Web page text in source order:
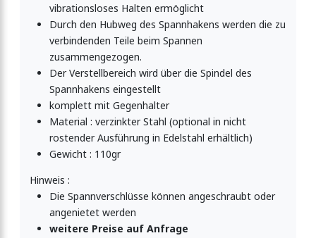
Drahtbügel
Federbügel
Drahtbügel
vibrationsloses Halten ermöglicht
Durch den Hubweg des Spannhakens werden die zu
verbindenden Teile beim Spannen
zusammengezogen.
Der Verstellbereich wird über die Spindel des
Spannhakens eingestellt
komplett mit Gegenhalter
Material : verzinkter Stahl (optional in nicht
rostender Ausführung in Edelstahl erhältlich)
Gewicht : 110gr
Hinweis :
Die Spannverschlüsse können angeschraubt oder
angenietet werden
weitere Preise auf Anfrage